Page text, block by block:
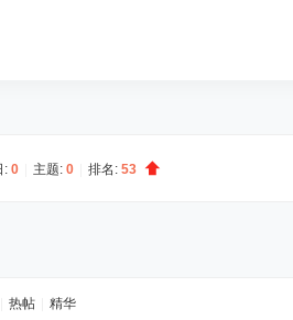
: 0 主题: 0 排名: 53
热帖 精华